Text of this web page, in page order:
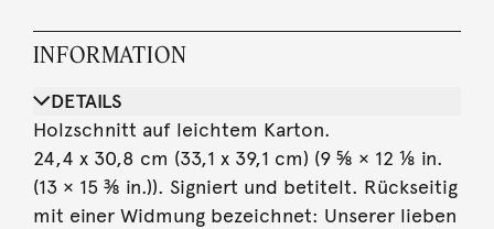
INFORMATION
DETAILS
Holzschnitt auf leichtem Karton.
24,4 x 30,8 cm (33,1 x 39,1 cm) (9 ⅝ × 12 ⅛ in.
(13 × 15 ⅜ in.)). Signiert und betitelt. Rückseitig
mit einer Widmung bezeichnet: Unserer lieben